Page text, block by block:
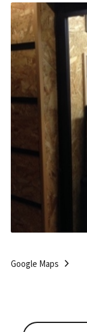
Google Maps